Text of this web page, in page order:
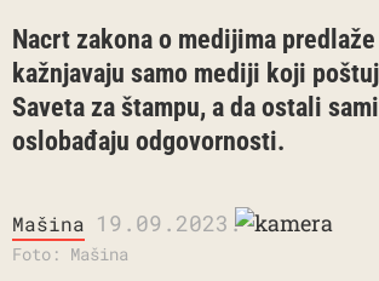
Nacrt zakona o medijima predlaže
kažnjavaju samo mediji koji
Saveta za štampu, a da ostali
oslobađaju odgovornosti.
Mašina 19.09.2023.
Foto: Mašina